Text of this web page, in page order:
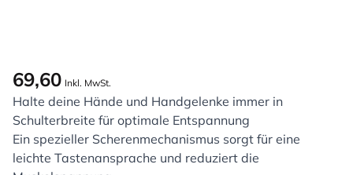
69,60 Inkl. MwSt.
Halte deine Hände und Handgelenke immer in
Schulterbreite für optimale Entspannung
Ein spezieller Scherenmechanismus sorgt für eine
leichte Tastenansprache und reduziert die